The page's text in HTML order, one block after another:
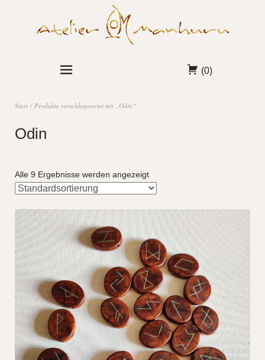
(0)
Start / Produkte verschlagwortet mit „Odin“
Odin
Alle 9 Ergebnisse werden angezeigt